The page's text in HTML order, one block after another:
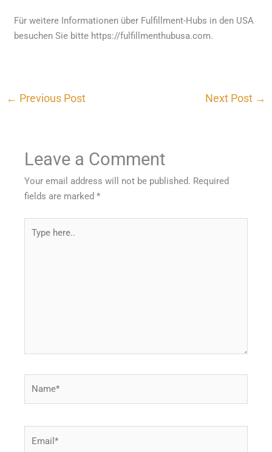
Für weitere Informationen über Fulfillment-Hubs in den USA
besuchen Sie bitte https://fulfillmenthubusa.com.
← Previous Post Next Post →
Leave a Comment
Your email address will not be published. Required
fields are marked*
here..